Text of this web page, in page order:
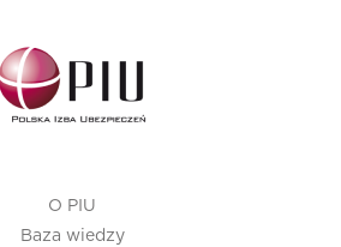
O PIU
Baza wiedzy